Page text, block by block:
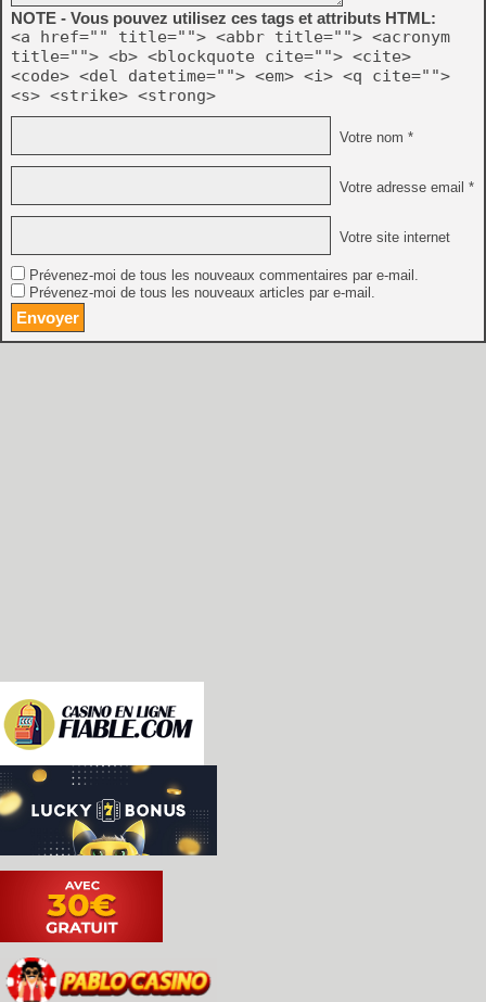
NOTE - Vous pouvez utilisez ces tags et attributs HTML:
<a href="" title=""> <abbr title=""> <acronym
title=""> <b> <blockquote cite=""> <cite>
<code> <del datetime=""> <em> <i> <q cite="">
<s> <strike> <strong>
Votre nom *
Votre adresse email *
Votre site internet
Prévenez-moi de tous les nouveaux commentaires par e-mail.
Prévenez-moi de tous les nouveaux articles par e-mail.